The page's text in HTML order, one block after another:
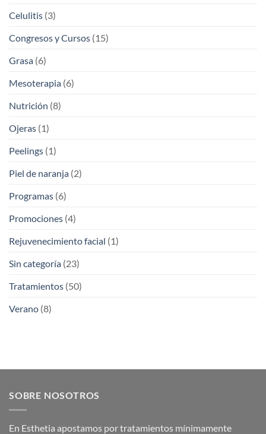
Celulitis (3)
Congresos y Cursos (15)
Grasa (6)
Mesoterapia (6)
Nutrición (8)
Ojeras (1)
Peelings (1)
Piel de naranja (2)
Programas (6)
Promociones (4)
Rejuvenecimiento facial (1)
Sin categoría (23)
Tratamientos (50)
Verano (8)
SOBRE NOSOTROS
En Esthetia apostamos por tratamientos mínimamente